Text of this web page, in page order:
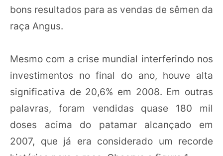
bons resultados para as vendas de sêmen da
raça Angus.
Mesmo com a crise mundial interferindo nos
investimentos no final do ano, houve alta
significativa de 20,6% em 2008. Em outras
palavras, foram vendidas quase 180 mil
doses acima do patamar alcançado em
2007, que já era considerado um recorde